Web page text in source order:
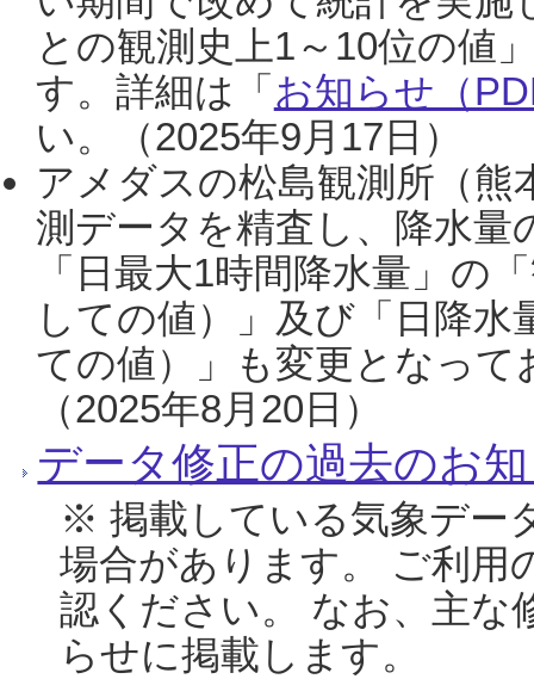
との観測史上1～10位の値
す。詳細は「 お知らせ（
い。（2025年9月17日）
アメダスの松島観測所（熊
測データを精査し、降水
「日最大1時間降水量」の
しての値）」及び「日降
ての値）」も変更となっ
（2025年8月20日）
データ修正の過去のお
※ 掲載している気象デー
場合があります。 ご利用
認ください。 なお、主な
らせに掲載します。